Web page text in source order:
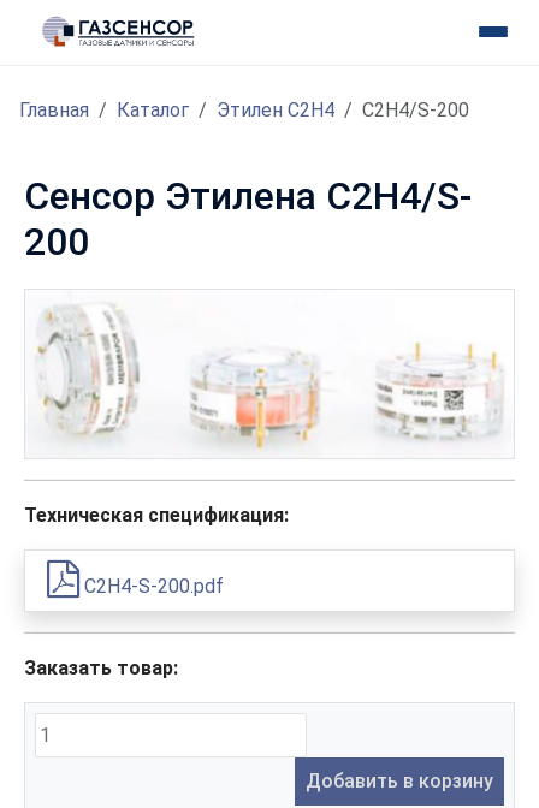
Главная Каталог Этилен С2H4 C2H4/S-200
Сенсор Этилена C2H4/S-
200
Техническая спецификация:
C2H4-S-200.pdf
Заказать товар:
Добавить в корзину